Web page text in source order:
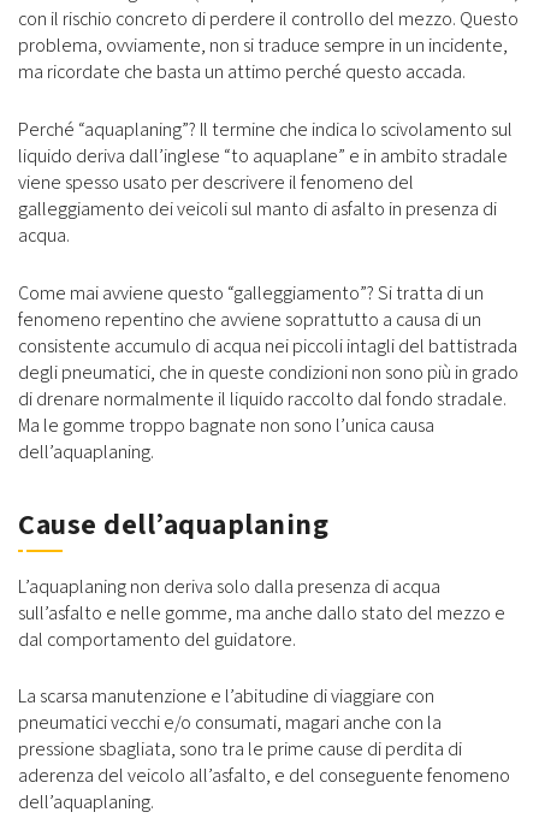
con il rischio concreto di perdere il controllo del mezzo. Questo
problema, ovviamente, non si traduce sempre in un incidente,
ma ricordate che basta un attimo perché questo accada.
Perché “aquaplaning”? Il termine che indica lo scivolamento sul
liquido deriva dall’inglese “to aquaplane” e in ambito stradale
viene spesso usato per descrivere il fenomeno del
galleggiamento dei veicoli sul manto di asfalto in presenza di
acqua.
Come mai avviene questo “galleggiamento”? Si tratta di un
fenomeno repentino che avviene soprattutto a causa di un
consistente accumulo di acqua nei piccoli intagli del battistrada
degli pneumatici, che in queste condizioni non sono più in grado
di drenare normalmente il liquido raccolto dal fondo stradale.
Ma le gomme troppo bagnate non sono l’unica causa
dell’aquaplaning.
Cause dell’aquaplaning
L’aquaplaning non deriva solo dalla presenza di acqua
sull’asfalto e nelle gomme, ma anche dallo stato del mezzo e
dal comportamento del guidatore.
La scarsa manutenzione e l’abitudine di viaggiare con
pneumatici vecchi e/o consumati, magari anche con la
pressione sbagliata, sono tra le prime cause di perdita di
aderenza del veicolo all’asfalto, e del conseguente fenomeno
dell’aquaplaning.